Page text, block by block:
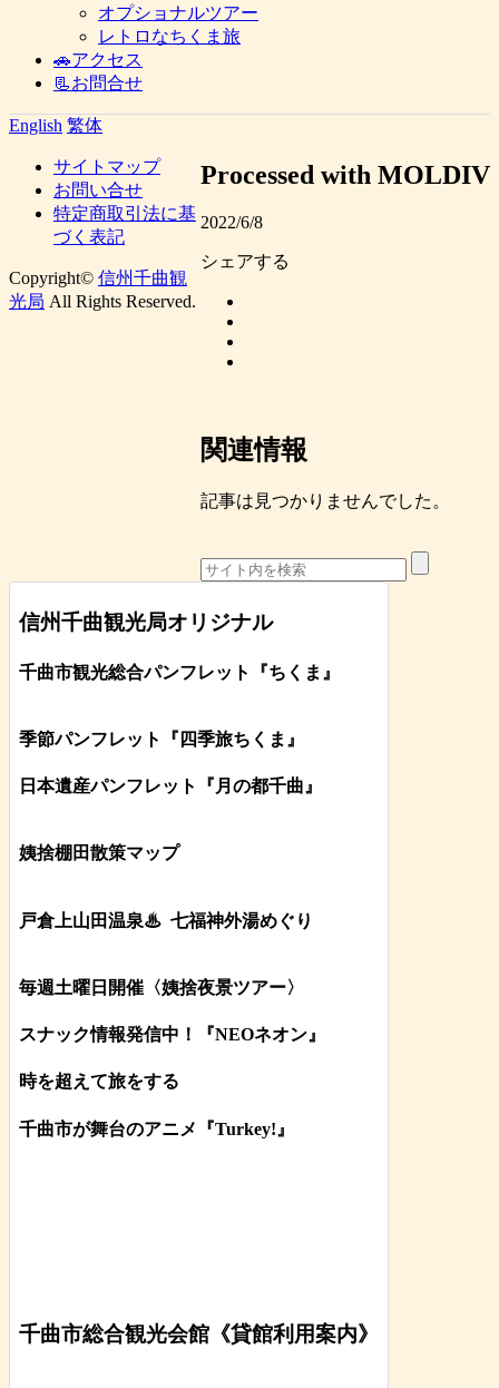
オプショナルツアー
レトロなちくま旅
🚗アクセス
📃お問合せ
English 繁体
Processed with MOLDIV
2022/6/8
シェアする
関連情報
記事は見つかりませんでした。
信州千曲観光局オリジナル
千曲市観光総合パンフレット 『ちくま 』
季節パンフレット『四季旅ちくま』
日本遺産パンフレット 『月の都千曲 』
姨捨棚田散策マップ
戸倉上山田温泉♨ 七福神外湯めぐり
毎週土曜日開催〈姨捨夜景ツアー〉
スナック情報発信中！『NEOネオン』
時を超えて旅をする
千曲市が舞台のアニメ『Turkey!』
千曲市総合観光会館《貸館利用案内》
サイトマップ
お問い合せ
特定商取引法に基
づく表記
Copyright© 信州千曲観
光局 All Rights Reserved.